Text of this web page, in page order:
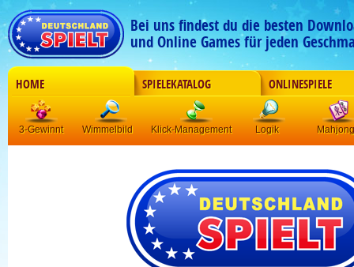
Bei uns findest du die besten
und Online Games für jeden
HOME SPIELEKATALOG ONLINESPIELE
3-Gewinnt Wimmelbild Klick-Management Logik Mahjong